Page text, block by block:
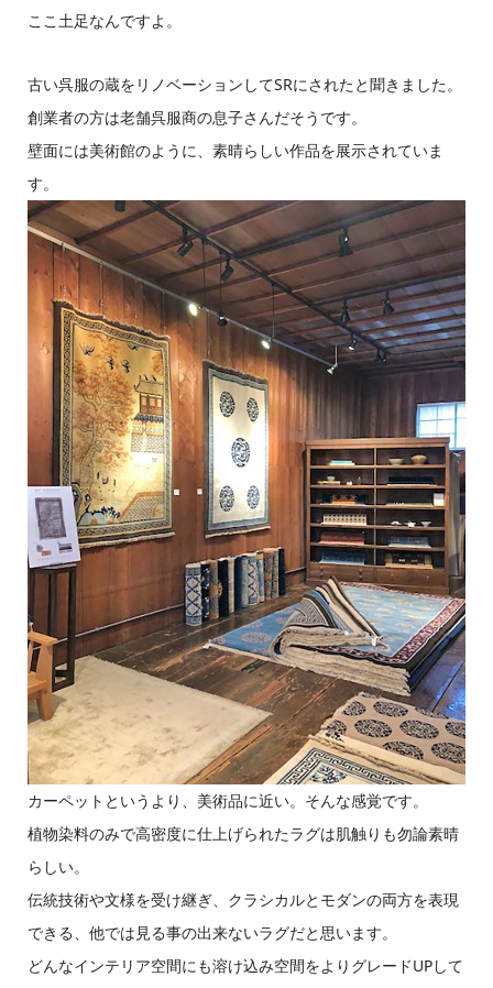
ここ土足なんですよ。
古い呉服の蔵をリノベーションしてSRにされたと聞きました。
創業者の方は老舗呉服商の息子さんだそうです。
壁面には美術館のように、素晴らしい作品を展示されていま
す。
カーペットというより、美術品に近い。そんな感覚です。
植物染料のみで高密度に仕上げられたラグは肌触りも勿論素晴
らしい。
伝統技術や文様を受け継ぎ、クラシカルとモダンの両方を表現
できる、他では見る事の出来ないラグだと思います。
どんなインテリア空間にも溶け込み空間をよりグレードUPして